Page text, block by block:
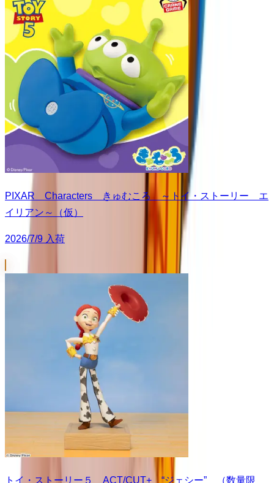
PIXAR Characters きゅむころ ～トイ・ストーリー エ
イリアン～（仮）
2026/7/9 入荷
トイ・ストーリー５ ACT/CUT+ “ジェシー” （数量限